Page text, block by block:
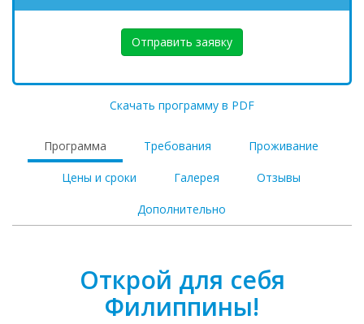
Отправить заявку
Скачать программу в PDF
Программа Требования Проживание
Цены и сроки Галерея Отзывы
Дополнительно
Открой для себя
Филиппины!